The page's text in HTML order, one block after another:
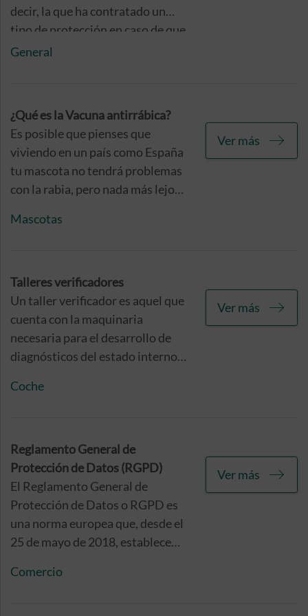
decir, la que ha contratado un
tipo de protección en caso de que
se produzca alguno de los casos
General
¿Qué es la Vacuna antirrábica?
Es posible que pienses que
viviendo en un país como España
tu mascota no tendrá problemas
con la rabia, pero nada más lejos
problemática muy latente que
sustos. Te contamos qué es y por
qué resulta tan importante para
tu animal de compañía.
Mascotas
Ver más
Talleres verificadores
Un taller verificador es aquel que
cuenta con la maquinaria
necesaria para el desarrollo de
diagnósticos del estado interno
facilitar la detección de daños o
Coche
Ver más
Reglamento General de
Protección de Datos (RGPD)
El Reglamento General de
Protección de Datos o RGPD es
una norma europea que, desde el
25 de mayo de 2018, establece
necesarios para garantizar que
Comercio
Ver más